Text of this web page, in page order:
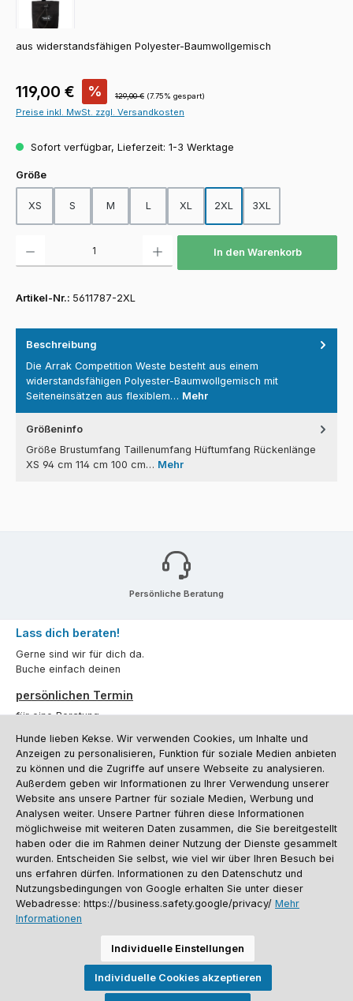
aus widerstandsfähigen Polyester-Baumwollgemisch
Verkaufspreis:
119,00 € % Regulärer Preis:
129,00 € (7.75% gespart)
Preise inkl. MwSt. zzgl. Versandkosten
Sofort verfügbar, Lieferzeit: 1-3 Werktage
Größeauswählen
XS S M L XL 2XL 3XL
In den Warenkorb
Artikel-Nr.: 5611787-2XL
Beschreibung
Die Arrak Competition Weste besteht aus einem
widerstandsfähigen Polyester-Baumwollgemisch mit
Seiteneinsätzen aus flexiblem… Mehr
Größeninfo
Größe Brustumfang Taillenumfang Hüftumfang Rückenlänge
XS 94 cm 114 cm 100 cm… Mehr
Persönliche Beratung
Lass dich beraten!
Gerne sind wir für dich da.
Buche einfach deinen
persönlichen Termin
für eine Beratung.
Oder über unserKontaktformular.
Vertrag widerrufen
Kundenservice
Informationen
Social Media und Kontakt
Versandinformationen
Batterieentsorgung
Warenrücksendung Sporthund Katalog
Alle Preise inkl. gesetzl. Mehrwertsteuer zzgl.Versandkosten
anders angegeben. Preise vor dem Login werden in Euro (DE) angezeigt.
Streichpreise = UVP-Preise. Abbildungen ähnlich. Änderungen
Hunde lieben Kekse. Wir verwenden Cookies, um Inhalte und
Anzeigen zu personalisieren, Funktion für soziale Medien anbieten
zu können und die Zugriffe auf unsere Webseite zu analysieren.
Außerdem geben wir Informationen zu Ihrer Verwendung unserer
Website ans unsere Partner für soziale Medien, Werbung und
Analysen weiter. Unsere Partner führen diese Informationen
möglichweise mit weiteren Daten zusammen, die Sie bereitgestellt
haben oder die im Rahmen deiner Nutzung der Dienste gesammelt
wurden. Entscheiden Sie selbst, wie viel wir über Ihren Besuch bei
uns erfahren dürfen. Informationen zu den Datenschutz und
Nutzungsbedingungen von Google erhalten Sie unter dieser
Webadresse: https://business.safety.google/privacy/ Mehr
Informationen
Individuelle Einstellungen
Individuelle Cookies akzeptieren